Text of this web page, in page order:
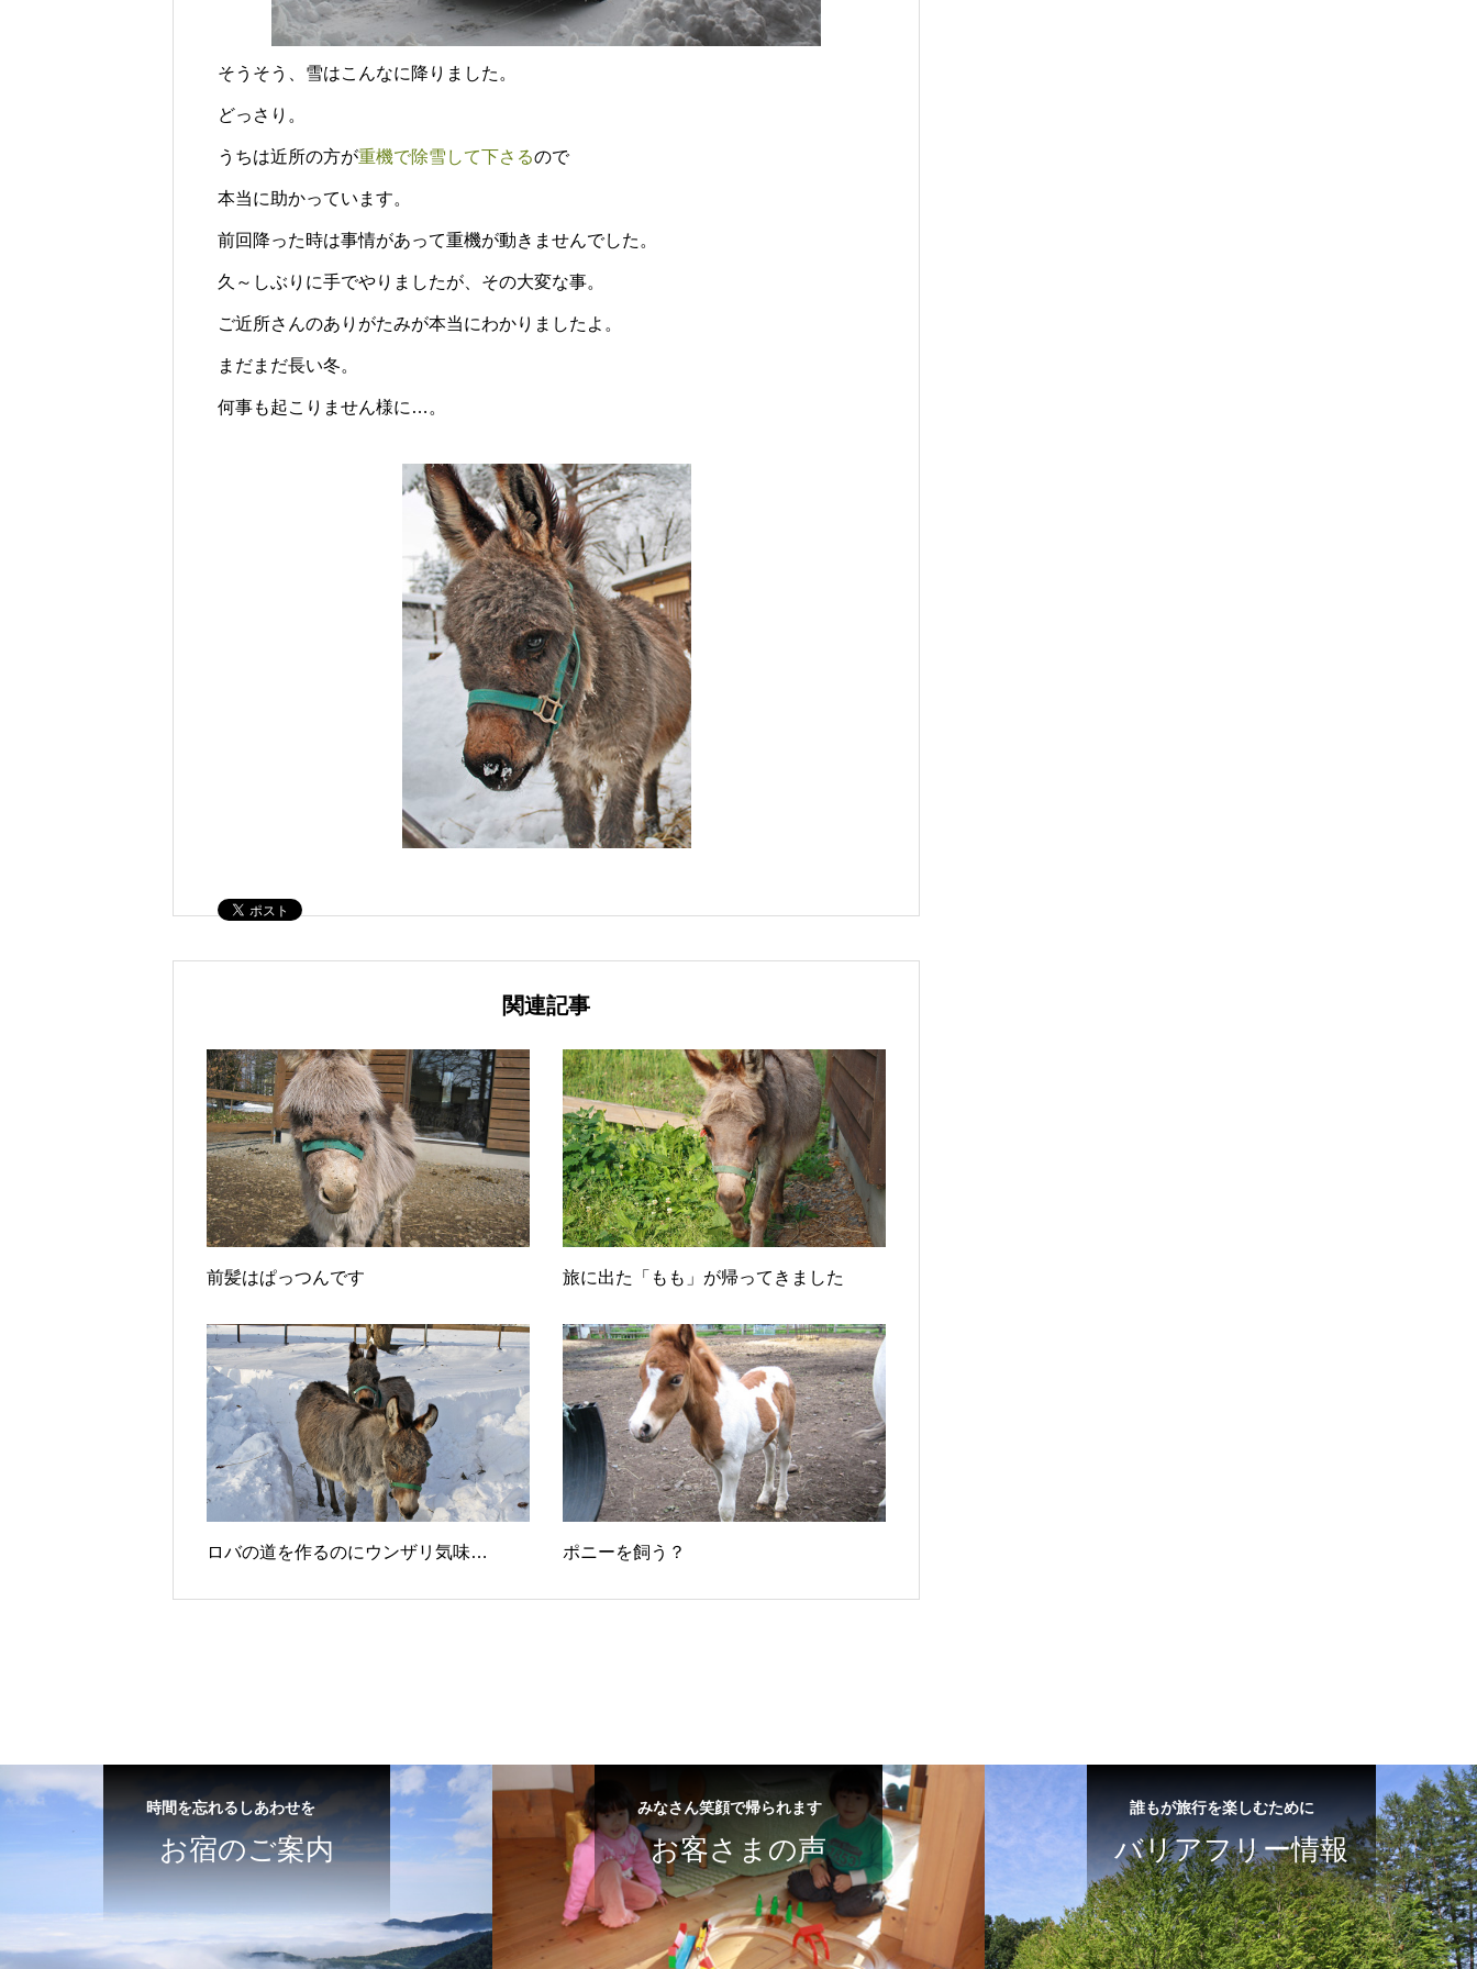
そうそう、雪はこんなに降りました。
どっさり。
うちは近所の方が重機で除雪して下さるので
本当に助かっています。
前回降った時は事情があって重機が動きませんでした。
久～しぶりに手でやりましたが、その大変な事。
ご近所さんのありがたみが本当にわかりましたよ。
まだまだ長い冬。
何事も起こりません様に…。
関連記事
前髪はぱっつんです 旅に出た「もも」が帰ってきました
ロバの道を作るのにウンザリ気味… ポニーを飼う？
時間を忘れるしあわせを
お宿のご案内
みなさん笑顔で帰られます
お客さまの声
誰もが旅行を楽しむために
バリアフリー情報